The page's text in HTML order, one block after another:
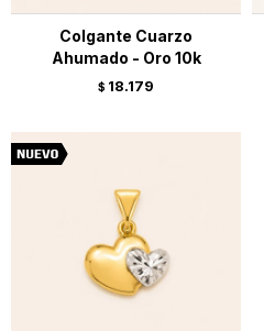
Colgante Cuarzo
Ahumado - Oro 10k
$ 18.179